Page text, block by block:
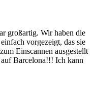
großartig. Wir haben die
vorgezeigt, das sie
Einscannen ausgestellt
Barcelona!!! Ich kann